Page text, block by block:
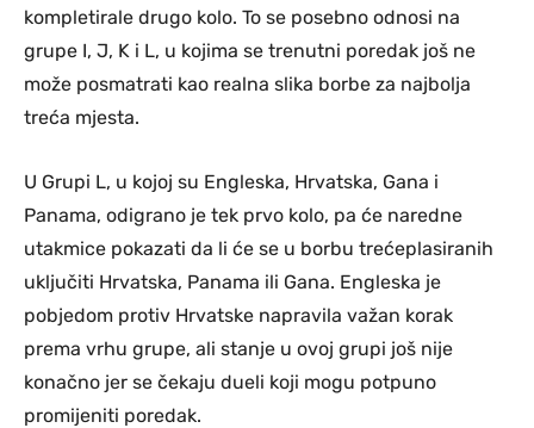
kompletirale drugo kolo. To se posebno odnosi na
grupe I, J, K i L, u kojima se trenutni poredak još ne
može posmatrati kao realna slika borbe za najbolja
treća mjesta.
U Grupi L, u kojoj su Engleska, Hrvatska, Gana i
Panama, odigrano je tek prvo kolo, pa će naredne
utakmice pokazati da li će se u borbu trećeplasiranih
uključiti Hrvatska, Panama ili Gana. Engleska je
pobjedom protiv Hrvatske napravila važan korak
prema vrhu grupe, ali stanje u ovoj grupi još nije
konačno jer se čekaju dueli koji mogu potpuno
promijeniti poredak.